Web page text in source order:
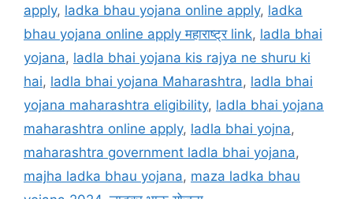
apply, ladka bhau yojana online apply, ladka
bhau yojana online apply महाराष्ट्र link, ladla bhai
yojana, ladla bhai yojana kis rajya ne shuru ki
hai, ladla bhai yojana Maharashtra, ladla bhai
yojana maharashtra eligibility, ladla bhai yojana
maharashtra online apply, ladla bhai yojna,
maharashtra government ladla bhai yojana,
majha ladka bhau yojana, maza ladka bhau